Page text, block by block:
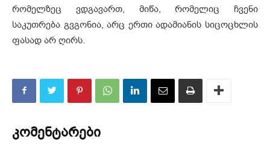
რომელზეც ვდგავართ, მიწა, რომელიც ჩვენი
საკუთრება გვგონია, არც ერთი ადამიანის სიცოცხლის
ფასად არ ღირს.
კომენტარები